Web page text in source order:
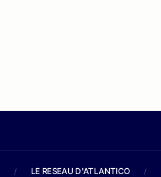
/ LE RESEAU D'ATLANTICO /